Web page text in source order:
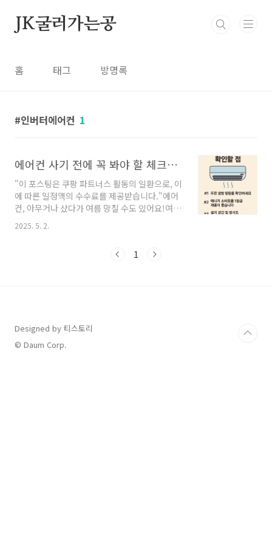
JK굴러가는공
홈 태그 방명록
인버터에어컨 1
에어컨 사기 전에 꼭 봐야 할 체크리스트 8가지 (설치비, 전기요금까지!)
"이 포스팅은 쿠팡 파트너스 활동의 일환으로, 이
에 따른 일정액의 수수료를 제공받습니다."에어
컨, 아무거나 샀다가 여름 망칠 수도 있어요!여름
준비한다고 급하게 사버렸다가“소음 심함”, “전
기요금 폭탄”, “설치비 따로” 등등…진짜 많~은
확인해야 할 포인트 8가지를정리형 리스트로 알
급과 5등급은 연간 10만 원 이상 차이 날 수 있어
요!내 공간에 맞는 평수 선택 📏에어컨 평수는 냉
2025. 5. 2.
1
Designed by 티스토리
© Daum Corp.